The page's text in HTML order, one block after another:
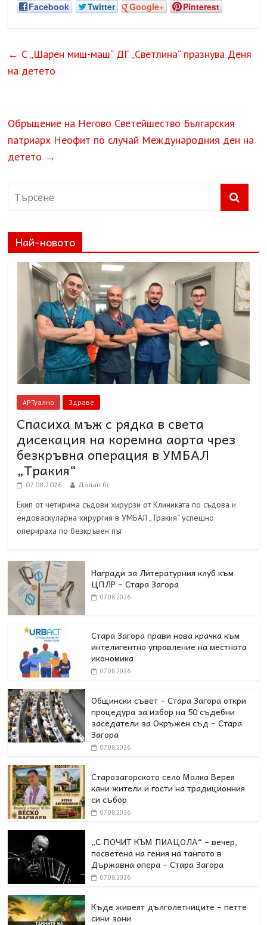
Facebook Twitter Google+ Pinterest
← С „Шарен миш-маш“ ДГ „Светлина“ празнува Деня
на детето
Обръщение на Негово Светейшество Българския
патриарх Неофит по случай Международния ден на
детето →
Най-новото
АРТуално Здраве
Спасиха мъж с рядка в света
дисекация на коремна аорта чрез
безкръвна операция в УМБАЛ
„Тракия“
07.08.2026 Долап.бг
Екип от четирима съдови хирурзи от Клиниката по съдова и
ендоваскуларна хирургия в УМБАЛ „Тракия“ успешно
оперираха по безкръвен път
Награди за Литературния клуб към
ЦПЛР – Стара Загора
07.08.2026
Стара Загора прави нова крачка към
интелигентно управление на местната
икономика
07.08.2026
Общински съвет – Стара Загора откри
процедура за избор на 50 съдебни
заседатели за Окръжен съд – Стара
Загора
07.08.2026
Старозагорското село Малка Верея
кани жители и гости на традиционния
си събор
07.08.2026
„С ПОЧИТ КЪМ ПИАЦОЛА“ – вечер,
посветена на гения на тангото в
Държавна опера – Стара Загора
07.08.2026
Къде живеят дълголетниците – петте
сини зони